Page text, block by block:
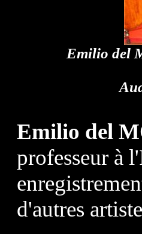
Emilio del
Emilio del
professeur à
d'autres